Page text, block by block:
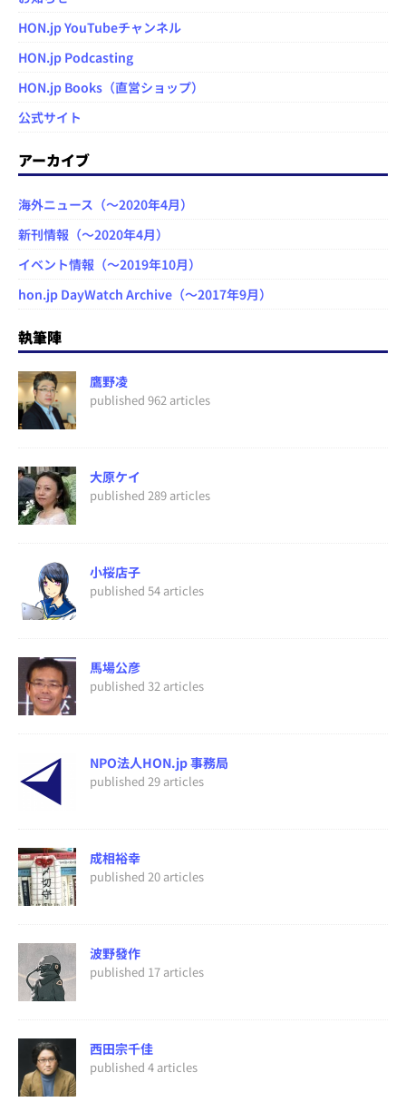
HON.jp YouTubeチャンネル
HON.jp Podcasting
HON.jp Books（直営ショップ）
公式サイト
アーカイブ
海外ニュース（～2020年4月）
新刊情報（～2020年4月）
イベント情報（～2019年10月）
hon.jp DayWatch Archive（～2017年9月）
執筆陣
鷹野凌
published 962 articles
大原ケイ
published 289 articles
小桜店子
published 54 articles
馬場公彦
published 32 articles
NPO法人HON.jp 事務局
published 29 articles
成相裕幸
published 20 articles
波野發作
published 17 articles
西田宗千佳
published 4 articles